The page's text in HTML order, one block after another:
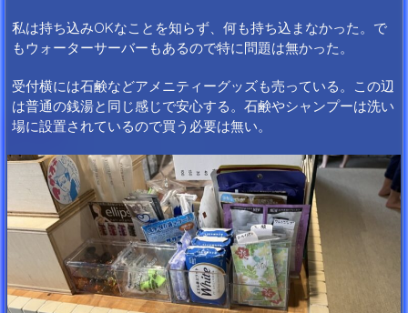
私は持ち込みOKなことを知らず、何も持ち込まなかった。で
もウォーターサーバーもあるので特に問題は無かった。
受付横には石鹸などアメニティーグッズも売っている。この辺
は普通の銭湯と同じ感じで安心する。石鹸やシャンプーは洗い
場に設置されているので買う必要は無い。